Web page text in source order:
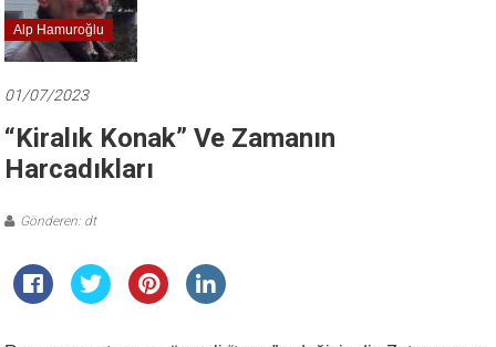
Alp Hamuroğlu
01/07/2023
“Kiralık Konak” Ve Zamanın
Harcadıkları
Gönderen: dt